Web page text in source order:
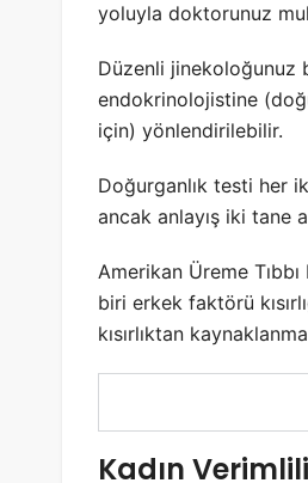
yoluyla doktorunuz
Düzenli jinekoloğunuz
endokrinolojistine
için) yönlendirilebilir.
Doğurganlık testi her
ancak anlayış iki tane
Amerikan Üreme Tıbbı
biri erkek faktörü
kısırlıktan
Kadın